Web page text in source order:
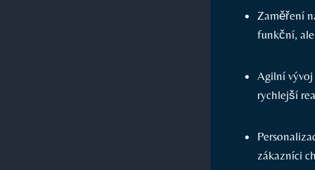
Zaměření
funkční,
Agilní
rychlejší
zákazníci